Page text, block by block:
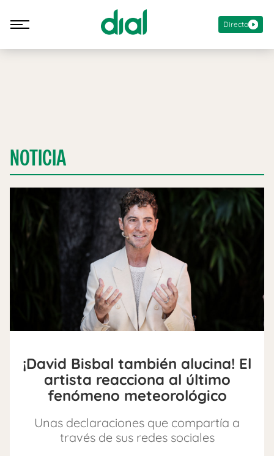
Directo
NOTICIA
¡David Bisbal también alucina! El
artista reacciona al último
fenómeno meteorológico
Unas declaraciones que compartía a
través de sus redes sociales